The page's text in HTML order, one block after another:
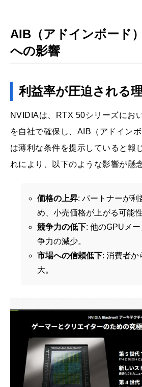
AIB（アドインボード
への影響
利益率が圧迫される
NVIDIAは、RTX 50シリーズにお
を自社で確保し、AIB（アドイン
は薄利な条件を提示していると報
れにより、以下のような影響が懸
価格の上昇: パートナーが利
め、小売価格が上がる可能性
競争力の低下: 他のGPUメ
争力の減少。
市場への信頼低下: 消費者か
大。